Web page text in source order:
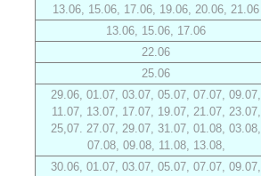
13.06, 15.06, 17.06, 19.06, 20.06, 21.06
13.06, 15.06, 17.06
22.06
25.06
29.06, 01.07, 03.07, 05.07, 07.07, 09.07,
11.07, 13.07, 17.07, 19.07, 21.07, 23.07,
25,07. 27.07, 29.07, 31.07, 01.08, 03.08,
07.08, 09.08, 11.08, 13.08,
30.06, 01.07, 03.07, 05.07, 07.07, 09.07,